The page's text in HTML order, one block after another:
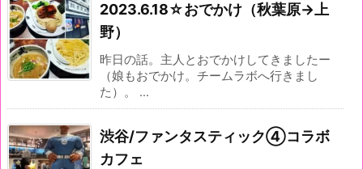
2023.6.18☆おでかけ（秋葉原→上
野）
昨日の話。主人とおでかけしてきましたー
（娘もおでかけ。チームラボへ行きまし
た）。 ...
渋谷/ファンタスティック④コラボ
カフェ